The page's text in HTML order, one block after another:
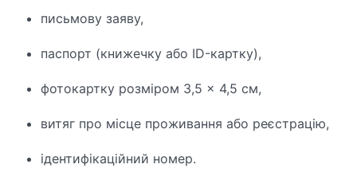
письмову заяву,
паспорт (книжечку або ID-картку),
фотокартку розміром 3,5 × 4,5 см,
витяг про місце проживання або реєстрацію,
ідентифікаційний номер.